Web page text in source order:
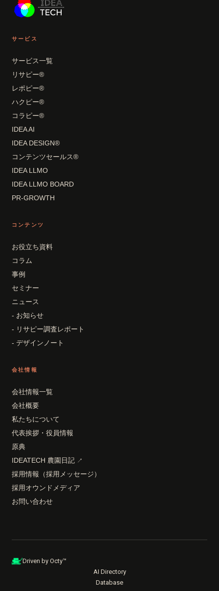
サービス
サービス一覧
リサピー®
レポピー®
ハクピー®
コラピー®
IDEA AI
IDEA DESIGN®
コンテンツセールス®
IDEA LLMO
IDEA LLMO BOARD
PR-GROWTH
コンテンツ
お役立ち資料
コラム
事例
セミナー
ニュース
- お知らせ
- リサピー調査レポート
- デザインノート
会社情報
会社情報一覧
会社概要
私たちについて
代表挨拶・役員情報
原典
IDEATECH 農園日記 ↗
採用情報（採用メッセージ）
採用オウンドメディア
お問い合わせ
Driven by Octy™
AI Directory
Database